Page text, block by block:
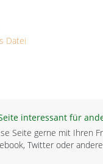
Datei
interessant für
Seite gerne mit Ihren
Twitter oder